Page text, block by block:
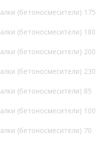
(бетоносмесители) 175
(бетоносмесители) 180
(бетоносмесители) 200
(бетоносмесители) 230
(бетоносмесители) 85
(бетоносмесители) 100
(бетоносмесители) 70